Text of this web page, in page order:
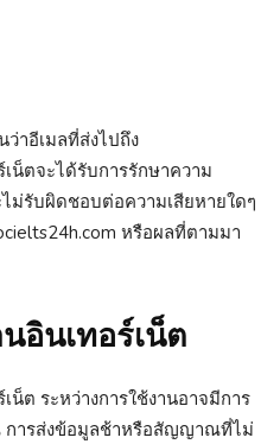
าอีเมลที่ส่งไปถึง
น็ตจะได้รับการรักษาความ
ม่รับผิดชอบต่อความเสียหายใดๆ
หรือผลที่ตามมา
อินเทอร์เน็ต
ต ระหว่างการใช้งานอาจมีการ
ารส่งข้อมูลช้าหรือสัญญาณที่ไม่